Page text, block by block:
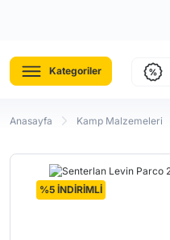
Kategoriler
Anasayfa Kamp Malzemeleri
%5 İNDİRİMLİ